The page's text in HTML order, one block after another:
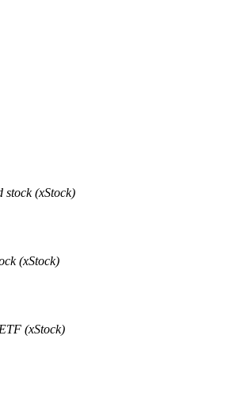
收入
stock (xStock)
(xStock)
(xStock)